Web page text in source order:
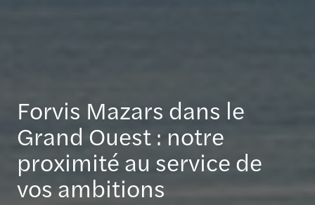
Forvis Mazars dans le
Grand Ouest : notre
proximité au service de
vos ambitions